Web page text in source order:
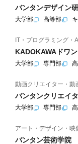
バンタンデザイン
大学部 高等部
IT・プログラミング・
KADOKAWAドワ
大学部 専門部
動画クリエイター・
バンタンクリエイ
大学部 専門部
アート・デザイン・映
バンタン芸術学院